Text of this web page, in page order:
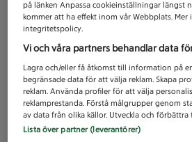
på länken Anpassa cookieinställningar längst
kommer att ha effekt inom vår Webbplats.
integritetspolicy.
Vi och våra partners behandlar data
Lagra och/eller få åtkomst till information på
begränsade data för att välja reklam. Skapa
reklam. Använda profiler för att välja
reklamprestanda. Förstå målgrupper genom
av data från olika källor. Utveckla och förbättra
Lista över partner (leverantörer)